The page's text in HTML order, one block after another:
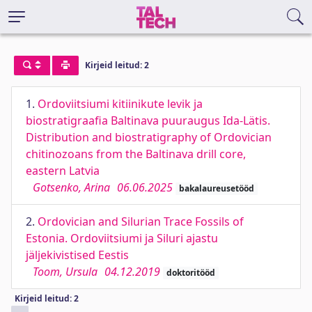
Kirjeid leitud: 2
1. Ordoviitsiumi kitiinikute levik ja
biostratigraafia Baltinava puuraugus Ida-Lätis.
Distribution and biostratigraphy of Ordovician
chitinozoans from the Baltinava drill core,
eastern Latvia
Gotsenko, Arina 06.06.2025 bakalaureusetööd
2. Ordovician and Silurian Trace Fossils of
Estonia. Ordoviitsiumi ja Siluri ajastu
jäljekivistised Eestis
Toom, Ursula 04.12.2019 doktoritööd
Kirjeid leitud: 2